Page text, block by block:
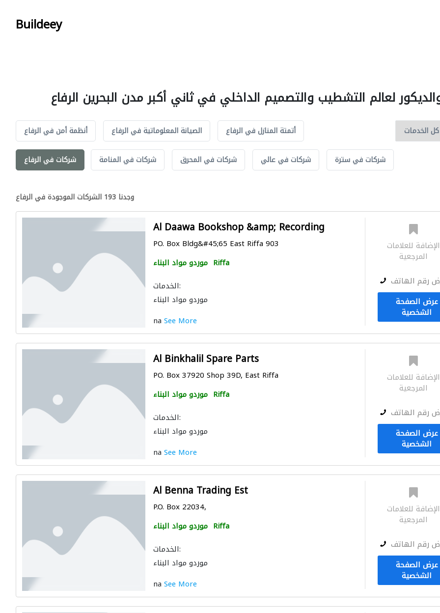
Buildeey
لعالم التشطيب والتصميم الداخلي في ثاني أكبر مدن البحرين الرفاع
أنظمة أمن في الرفاع الصيانة المعلوماتية في الرفاع أتمتة المنازل في الرفاع
شركات في الرفاع شركات في المنامة شركات في المحرق شركات في عالي شركات في سترة
وجدنا 193 الشركات الموجودة في الرفاع
Al Daawa Bookshop &amp; Recording
PO. Box Bldg&#45;65 East Riffa 903
موردو مواد البناء Riffa
الخدمات:
موردو مواد البناء
na See More
الإضافة للعلامات
المرجعية
رقم الهاتف
عرض الصفحة
الشخصية
Al Binkhalil Spare Parts
PO. Box 37920 Shop 39D, East Riffa
موردو مواد البناء Riffa
الخدمات:
موردو مواد البناء
na See More
الإضافة للعلامات
المرجعية
رقم الهاتف
عرض الصفحة
الشخصية
Al Benna Trading Est
P.O. Box 22034,
موردو مواد البناء Riffa
الخدمات:
موردو مواد البناء
na See More
الإضافة للعلامات
المرجعية
رقم الهاتف
عرض الصفحة
الشخصية